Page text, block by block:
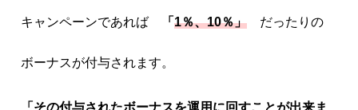
キャンペーンであれば 「 1％、10％」 だったりの
ボーナスが付与されます。
「その付与されたボーナスを運用に回すことが出来ま